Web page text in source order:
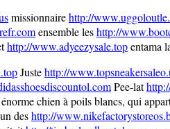
missionnairehttp://
ensemble leshttp://
http://www.adyeezysale.topentama
Justehttp://
Pee-lat
chien à poils blancs, qui
deshttp://